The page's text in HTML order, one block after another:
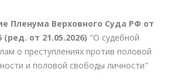
Пленума Верховного Суда РФ от
(ред. от 21.05.2026) "О судебной
о преступлениях против половой
и половой свободы личности"